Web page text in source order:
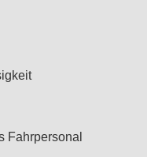
Fahrpersonal